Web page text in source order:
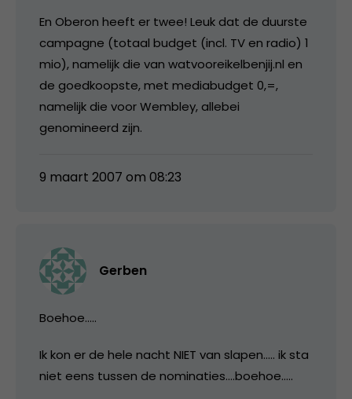
En Oberon heeft er twee! Leuk dat de duurste
campagne (totaal budget (incl. TV en radio) 1
mio), namelijk die van watvooreikelbenjij.nl en
de goedkoopste, met mediabudget 0,=,
namelijk die voor Wembley, allebei
genomineerd zijn.
9 maart 2007 om 08:23
Gerben
Boehoe…..
Ik kon er de hele nacht NIET van slapen….. ik sta
niet eens tussen de nominaties….boehoe…..